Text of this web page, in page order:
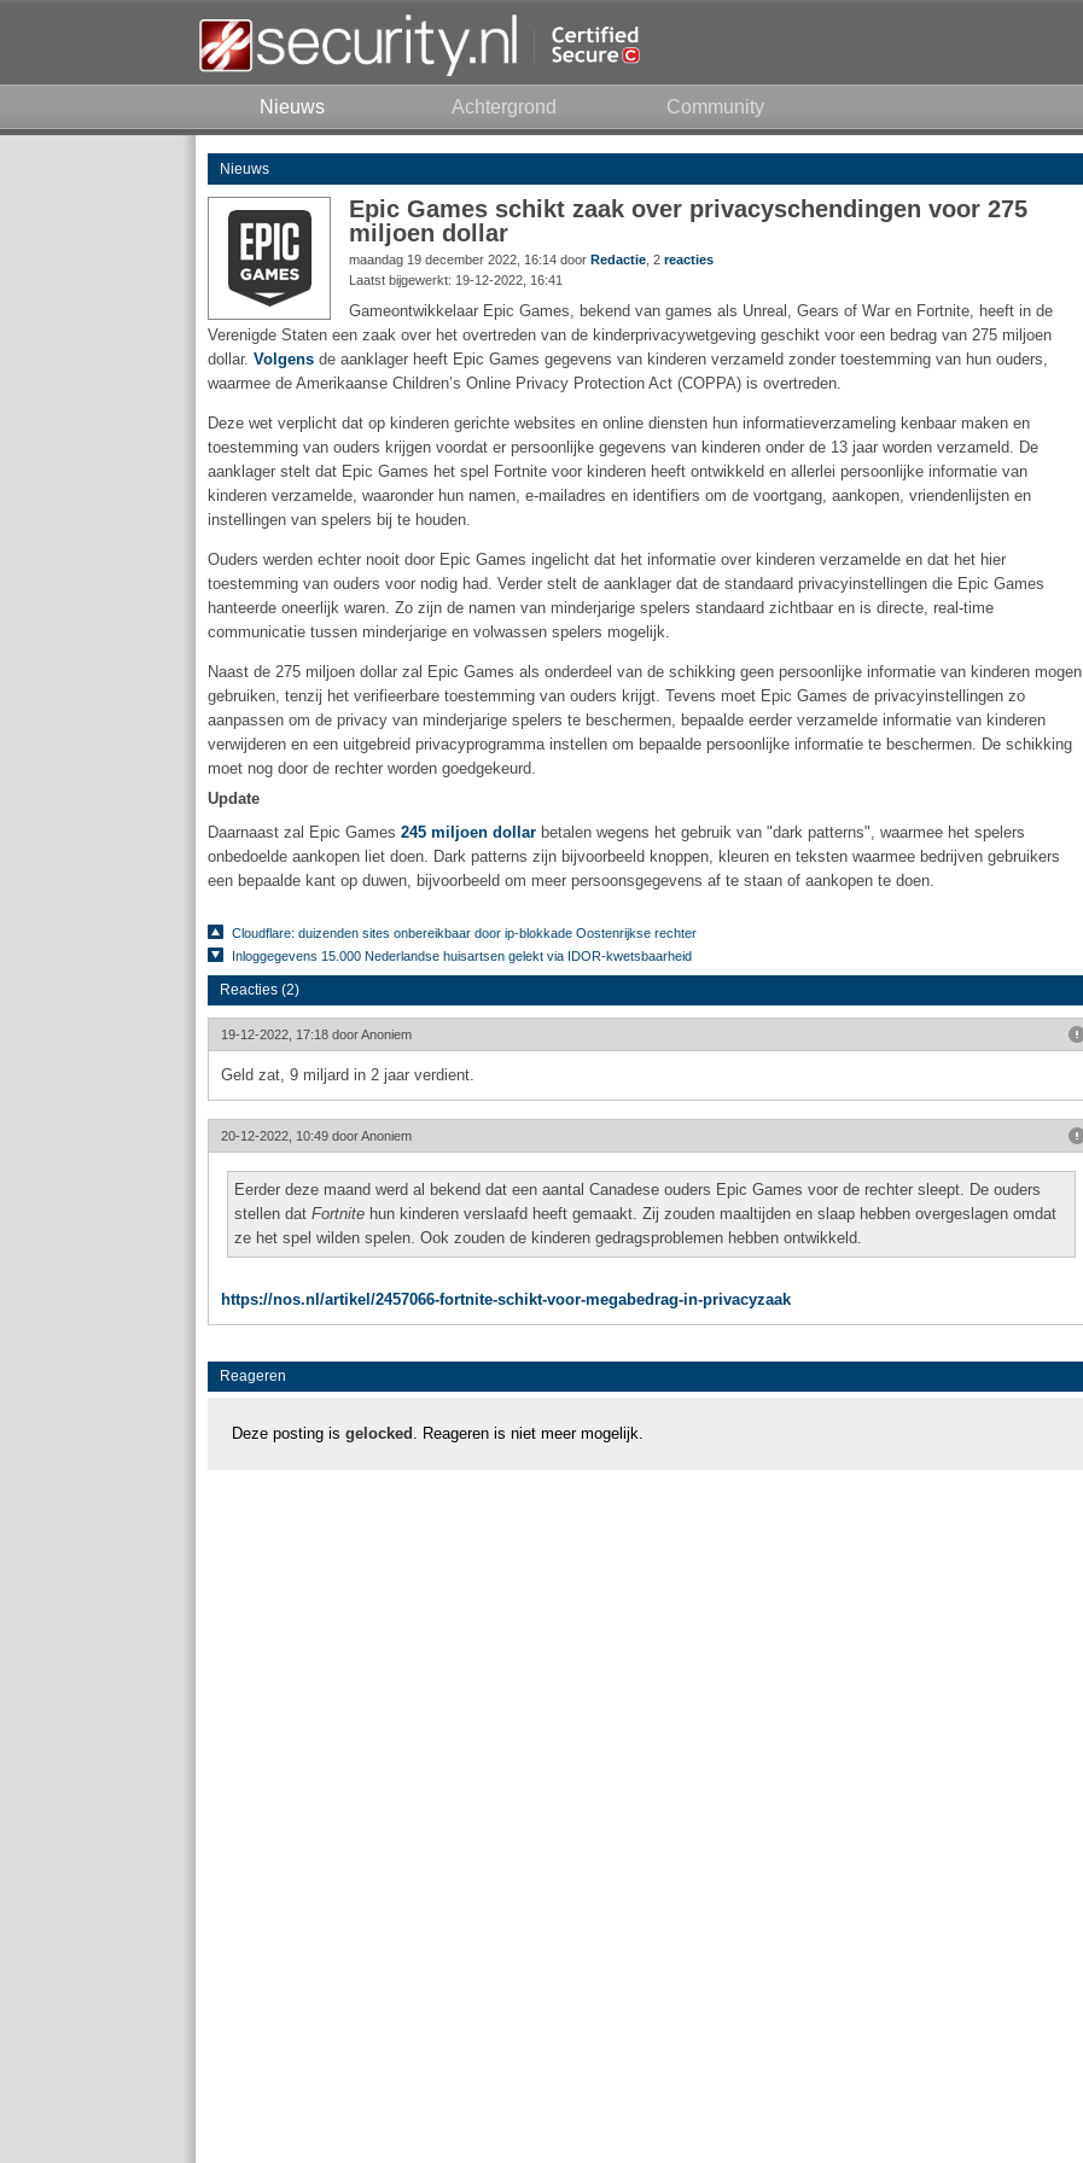
Nieuws Achtergrond Community
Nieuws
Epic Games schikt zaak over privacyschendingen voor 275
miljoen dollar
maandag 19 december 2022, 16:14 door Redactie , 2 reacties
Laatst bijgewerkt: 19-12-2022, 16:41
Gameontwikkelaar Epic Games, bekend van games als Unreal, Gears of War en Fortnite, heeft in de
Verenigde Staten een zaak over het overtreden van de kinderprivacywetgeving geschikt voor een bedrag van 275 miljoen
dollar. Volgens de aanklager heeft Epic Games gegevens van kinderen verzameld zonder toestemming van hun ouders,
waarmee de Amerikaanse Children’s Online Privacy Protection Act (COPPA) is overtreden.
Deze wet verplicht dat op kinderen gerichte websites en online diensten hun informatieverzameling kenbaar maken en
toestemming van ouders krijgen voordat er persoonlijke gegevens van kinderen onder de 13 jaar worden verzameld. De
aanklager stelt dat Epic Games het spel Fortnite voor kinderen heeft ontwikkeld en allerlei persoonlijke informatie van
kinderen verzamelde, waaronder hun namen, e-mailadres en identifiers om de voortgang, aankopen, vriendenlijsten en
instellingen van spelers bij te houden.
Ouders werden echter nooit door Epic Games ingelicht dat het informatie over kinderen verzamelde en dat het hier
toestemming van ouders voor nodig had. Verder stelt de aanklager dat de standaard privacyinstellingen die Epic Games
hanteerde oneerlijk waren. Zo zijn de namen van minderjarige spelers standaard zichtbaar en is directe, real-time
communicatie tussen minderjarige en volwassen spelers mogelijk.
Naast de 275 miljoen dollar zal Epic Games als onderdeel van de schikking geen persoonlijke informatie van kinderen mogen
gebruiken, tenzij het verifieerbare toestemming van ouders krijgt. Tevens moet Epic Games de privacyinstellingen zo
aanpassen om de privacy van minderjarige spelers te beschermen, bepaalde eerder verzamelde informatie van kinderen
verwijderen en een uitgebreid privacyprogramma instellen om bepaalde persoonlijke informatie te beschermen. De schikking
moet nog door de rechter worden goedgekeurd.
Update
Daarnaast zal Epic Games 245 miljoen dollar betalen wegens het gebruik van "dark patterns", waarmee het spelers
onbedoelde aankopen liet doen. Dark patterns zijn bijvoorbeeld knoppen, kleuren en teksten waarmee bedrijven gebruikers
een bepaalde kant op duwen, bijvoorbeeld om meer persoonsgegevens af te staan of aankopen te doen.
Cloudflare: duizenden sites onbereikbaar door ip-blokkade Oostenrijkse rechter
Inloggegevens 15.000 Nederlandse huisartsen gelekt via IDOR-kwetsbaarheid
Reacties (2)
19-12-2022, 17:18 doorAnoniem
Geld zat, 9 miljard in 2 jaar verdient.
20-12-2022, 10:49 doorAnoniem
Eerder deze maand werd al bekend dat een aantal Canadese ouders Epic Games voor de rechter sleept. De ouders
stellen dat Fortnite hun kinderen verslaafd heeft gemaakt. Zij zouden maaltijden en slaap hebben overgeslagen omdat
ze het spel wilden spelen. Ook zouden de kinderen gedragsproblemen hebben ontwikkeld.
https://nos.nl/artikel/2457066-fortnite-schikt-voor-megabedrag-in-privacyzaak
Reageren
Deze posting is gelocked . Reageren is niet meer mogelijk.